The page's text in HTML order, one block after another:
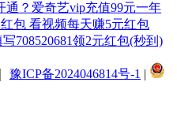
通？爱奇艺vip充值99元一年
包 看视频每天赚5元红包
708520681领2元红包(秒到)
豫ICP备2024046814号-1 |